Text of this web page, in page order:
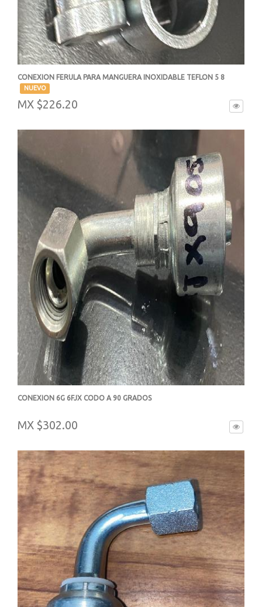
CONEXION FERULA PARA MANGUERA INOXIDABLE TEFLON 5 8
NUEVO
MX $226.20
CONEXION 6G 6FJX CODO A 90 GRADOS
MX $302.00